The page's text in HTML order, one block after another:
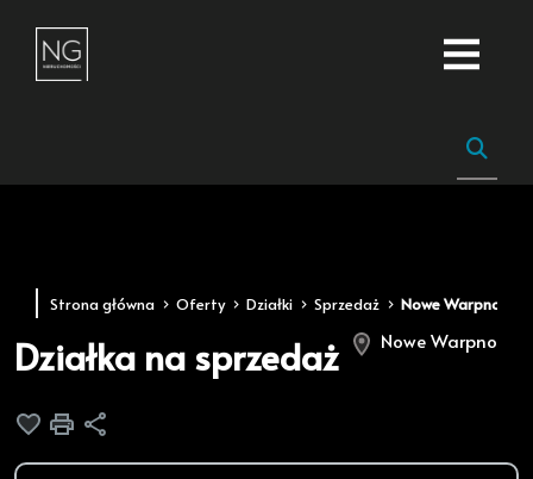
Strona główna Oferty Działki Sprzedaż Nowe Warpno
Działka na sprzedaż Nowe Warpno
Dodaj do ulubionych
Drukuj